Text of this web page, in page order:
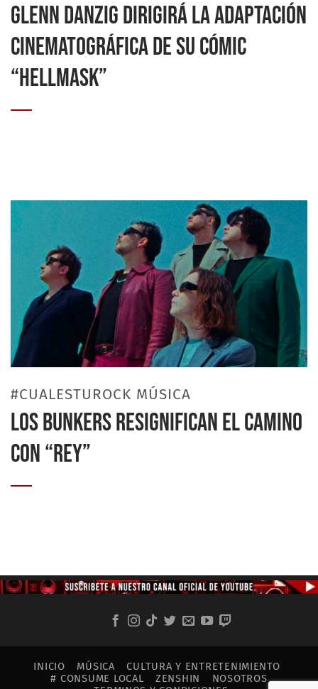
GLENN DANZIG DIRIGIRÁ LA ADAPTACIÓN
CINEMATOGRÁFICA DE SU CÓMIC
“HELLMASK”
#CUALESTUROCK MÚSICA
LOS BUNKERS RESIGNIFICAN EL CAMINO
CON “REY”
INICIO MÚSICA
CULTURA Y ENTRETENIMIENTO
# CONSUME LOCAL
ZENSHIN
NOSOTROS